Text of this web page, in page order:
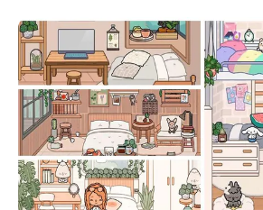
Скриншоты